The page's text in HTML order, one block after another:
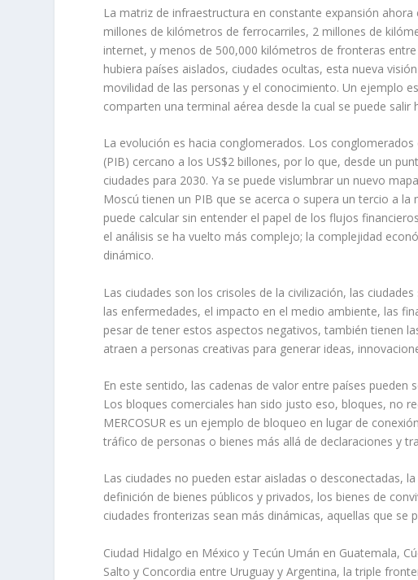
La matriz de infraestructura en constante expansión
millones de kilómetros de ferrocarriles, 2 millones de
internet, y menos de 500,000 kilómetros de fronteras
hubiera países aislados, ciudades ocultas, esta nueva
movilidad de las personas y el conocimiento. Un ejemplo
comparten una terminal aérea desde la cual se puede salir
La evolución es hacia conglomerados. Los
(PIB) cercano a los US$2 billones, por lo que, desde un
ciudades para 2030. Ya se puede vislumbrar un nuevo
Moscú tienen un PIB que se acerca o supera un tercio a
puede calcular sin entender el papel de los flujos
el análisis se ha vuelto más complejo; la complejidad
dinámico.
Las ciudades son los crisoles de la civilización, las
las enfermedades, el impacto en el medio ambiente, las
pesar de tener estos aspectos negativos, también tienen
atraen a personas creativas para generar ideas,
En este sentido, las cadenas de valor entre países
Los bloques comerciales han sido justo eso, bloques, no
MERCOSUR es un ejemplo de bloqueo en lugar de
tráfico de personas o bienes más allá de declaraciones y
Las ciudades no pueden estar aisladas o desconectadas,
definición de bienes públicos y privados, los bienes de
ciudades fronterizas sean más dinámicas, aquellas que
Ciudad Hidalgo en México y Tecún Umán en Guatemala,
Salto y Concordia entre Uruguay y Argentina, la triple